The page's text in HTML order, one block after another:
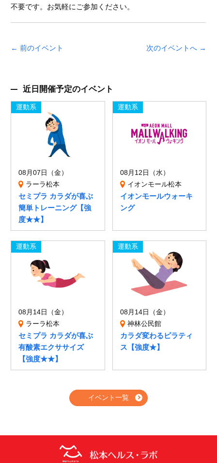
不要です。お気軽にご参加ください。
← 前のイベント 次のイベントへ →
近日開催予定のイベント
運動系
08月07日（金）
ラーラ松本
セミプラ カラダが喜ぶ
簡単トレーニング【強
度★★】
運動系
08月12日（水）
イオンモール松本
イオンモールウォーキ
ング
運動系
08月14日（金）
ラーラ松本
セミプラ カラダが喜ぶ
有酸素エクササイズ
【強度★★】
運動系
08月14日（金）
神林公民館
カラダ変わるピラティ
ス【強度★】
イベント一覧